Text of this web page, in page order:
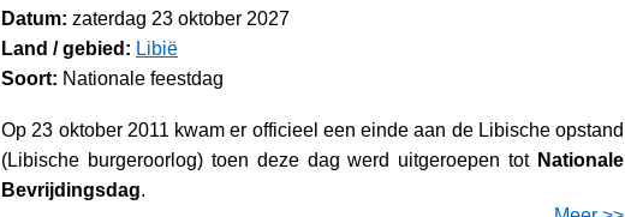
Datum: zaterdag 23 oktober 2027
Land / gebied: Libië
Soort: Nationale feestdag
Op 23 oktober 2011 kwam er officieel een einde aan de Libische opstand
(Libische burgeroorlog) toen deze dag werd uitgeroepen tot Nationale
Bevrijdingsdag.